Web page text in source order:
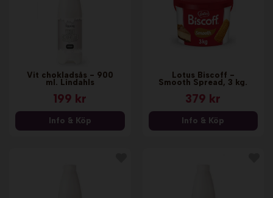
Vit chokladsås - 900
ml. Lindahls
199 kr
Info & Köp
Lotus Biscoff -
Smooth Spread, 3 kg.
379 kr
Info & Köp